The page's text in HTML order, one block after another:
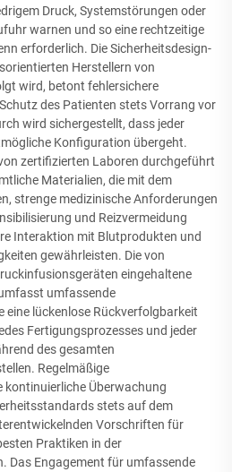
Druck, Systemstörungen oder
warnen und so eine rechtzeitige
erforderlich. Die Sicherheitsdesign-
Herstellern von
wird, betont fehlersichere
des Patienten stets Vorrang vor
wird sichergestellt, dass jeder
Konfiguration übergeht.
zertifizierten Laboren durchgeführt
Materialien, die mit dem
strenge medizinische Anforderungen
und Reizvermeidung
Interaktion mit Blutprodukten und
gewährleisten. Die von
eingehaltene
umfassende
eine lückenlose Rückverfolgbarkeit
Fertigungsprozesses und jeder
des gesamten
Regelmäßige
Überwachung
stets auf dem
Vorschriften für
Praktiken in der
Das Engagement für umfassende